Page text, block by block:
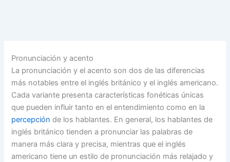
Pronunciación y acento
La pronunciación y el acento son dos de las diferencias
más notables entre el inglés británico y el inglés americano.
Cada variante presenta características fonéticas únicas
que pueden influir tanto en el entendimiento como en la
percepción de los hablantes. En general, los hablantes de
inglés británico tienden a pronunciar las palabras de
manera más clara y precisa, mientras que el inglés
americano tiene un estilo de pronunciación más relajado y